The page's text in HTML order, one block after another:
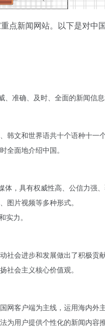
点新闻网站。以下是对中
准确、及时、全面的新闻信息
文和世界语共十个语种十一
全面地介绍中国。
，具有权威性高、公信力强
图片视频等多种形式。
实力。
社会进步和发展做出了积极贡献
社会主义核心价值观。
客户端为主线，运用海内外
为用户提供个性化的新闻内容推